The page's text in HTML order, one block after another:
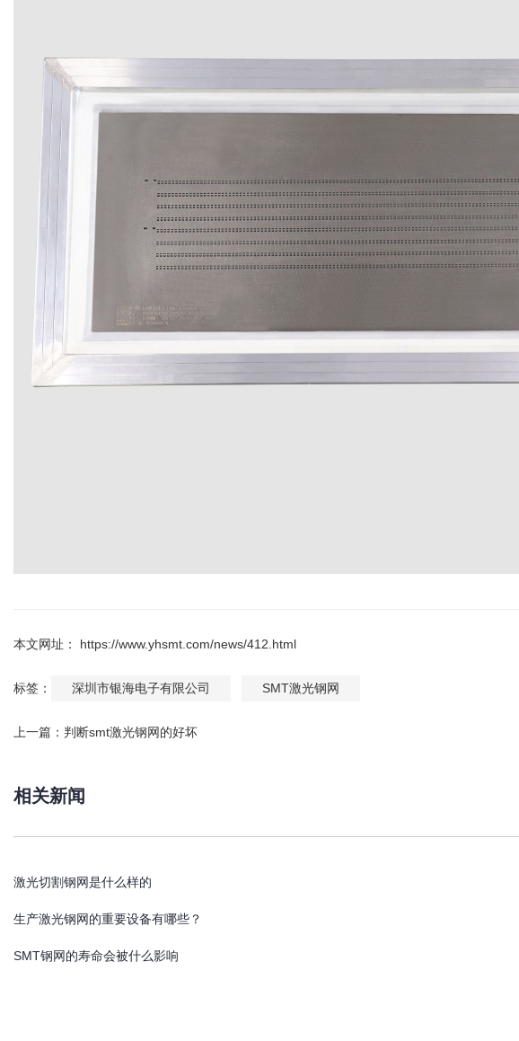
本文网址： https://www.yhsmt.com/news/412.html
标签： 深圳市银海电子有限公司 SMT激光钢网
上一篇： 判断smt激光钢网的好坏
相关新闻
激光切割钢网是什么样的
生产激光钢网的重要设备有哪些？
SMT钢网的寿命会被什么影响